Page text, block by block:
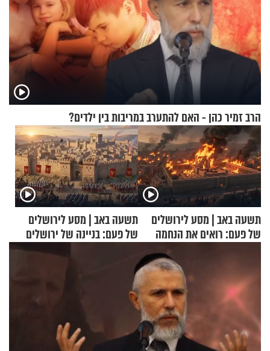
הרב זמיר כהן - האם להתערב במריבות בין ילדים?
תשעה באב | מסע לירושלים
של פעם: רואים את הנחמה
תשעה באב | מסע לירושלים
של פעם: בניינה של ירושלים